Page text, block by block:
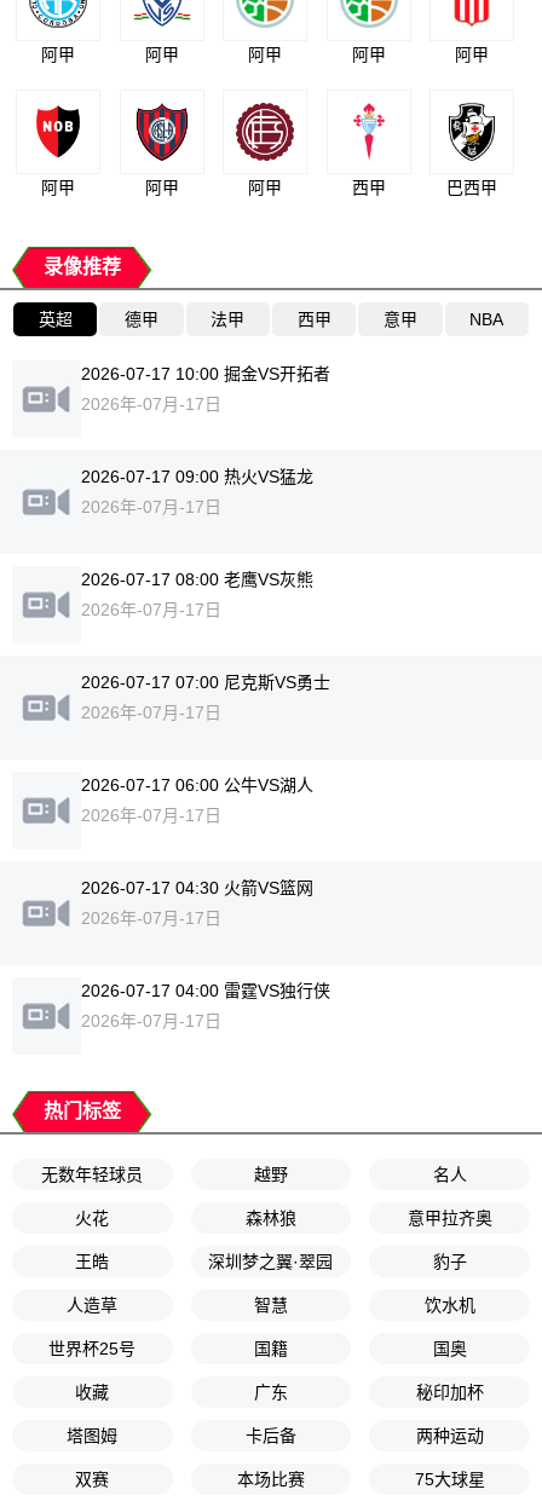
阿甲 阿甲 阿甲 阿甲 阿甲
阿甲 阿甲 阿甲 西甲 巴西甲
录像推荐
英超 德甲 法甲 西甲 意甲 NBA
2026-07-17 10:00 掘金VS开拓者
2026年-07月-17日
2026-07-17 09:00 热火VS猛龙
2026年-07月-17日
2026-07-17 08:00 老鹰VS灰熊
2026年-07月-17日
2026-07-17 07:00 尼克斯VS勇士
2026年-07月-17日
2026-07-17 06:00 公牛VS湖人
2026年-07月-17日
2026-07-17 04:30 火箭VS篮网
2026年-07月-17日
2026-07-17 04:00 雷霆VS独行侠
2026年-07月-17日
热门标签
无数年轻球员 越野 名人
火花 森林狼 意甲拉齐奥
王皓 深圳梦之翼·翠园 豹子
人造草 智慧 饮水机
世界杯25号 国籍 国奥
收藏 广东 秘印加杯
塔图姆 卡后备 两种运动
双赛 本场比赛 75大球星